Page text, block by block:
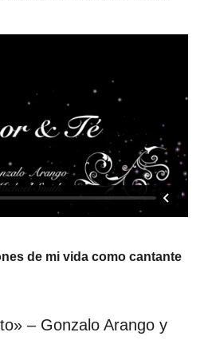
de mi vida como cantante
– Gonzalo Arango y